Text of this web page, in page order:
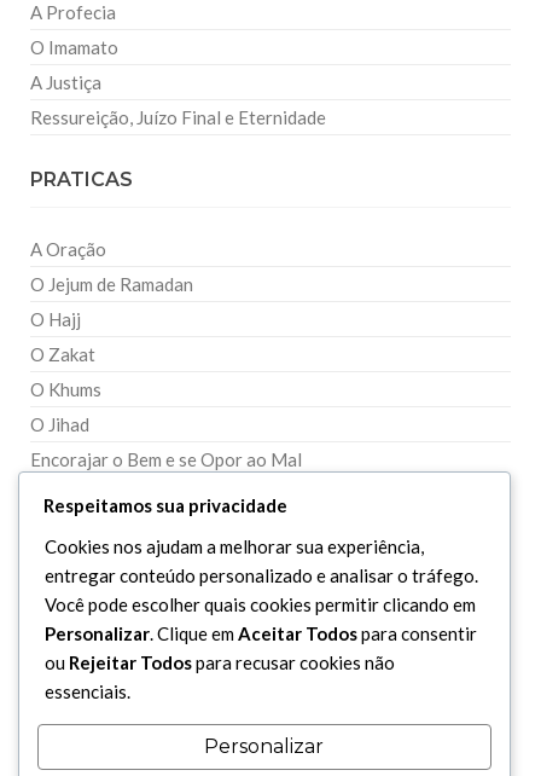
A Profecia
O Imamato
A Justiça
Ressureição, Juízo Final e Eternidade
PRATICAS
A Oração
O Jejum de Ramadan
O Hajj
O Zakat
O Khums
O Jihad
Encorajar o Bem e se Opor ao Mal
Fidelidade aos Ahlul Bait (A.S.) e Oposição aos seus Inimigos
DEVOÇÕES
Súplicas
Visitações
Recomendações
DITOS (AHADITY)
Respeitamos sua privacidade
Cookies nos ajudam a melhorar sua experiência,
entregar conteúdo personalizado e analisar o tráfego.
Você pode escolher quais cookies permitir clicando em
Personalizar. Clique emAceitar Todospara consentir
ou Rejeitar Todospara recusar cookies não
essenciais.
Personalizar